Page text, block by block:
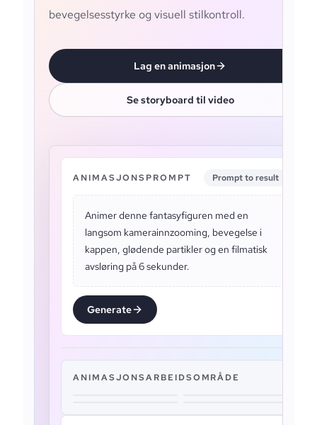
bevegelsesstyrke og visuell stilkontroll.
Lag en animasjon
Se storyboard til video
ANIMASJONSPROMPT Prompt to result
Animer denne fantasyfiguren med en
langsom kamerainnzooming, bevegelse i
kappen, glødende partikler og en filmatisk
avsløring på 6 sekunder.
Generate
ANIMASJONSARBEIDSOMRÅDE